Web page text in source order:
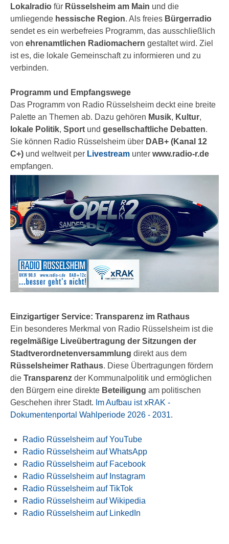
Lokalradio für Rüsselsheim am Main und die
umliegende hessische Region. Als freies Bürgerradio
sendet es ein werbefreies Programm, das ausschließlich
von ehrenamtlichen Radiomachern gestaltet wird. Ziel
ist es, die lokale Gemeinschaft zu informieren und zu
verbinden.
Programm und Empfangswege
Das Programm von Radio Rüsselsheim deckt eine breite
Palette an Themen ab. Dazu gehören Musik, Kultur,
lokale Politik, Sport und gesellschaftliche Debatten.
Sie können Radio Rüsselsheim über DAB+ (Kanal 12
C+) und weltweit per Livestream unter www.radio-r.de
empfangen.
Einzigartiger Service: Transparenz im Rathaus
Ein besonderes Merkmal von Radio Rüsselsheim ist die
regelmäßige Liveübertragung der Sitzungen der
Stadtverordnetenversammlung direkt aus dem
Rüsselsheimer Rathaus. Diese Übertragungen fördern
die Transparenz der Kommunalpolitik und ermöglichen
den Bürgern eine direkte Beteiligung am politischen
Geschehen ihrer Stadt. Im Aufbau ist xRAK -
Dokumentenportal Wahlperiode 2026 - 2031.
Radio Rüsselsheim auf YouTube
Radio Rüsselsheim auf WhatsApp
Radio Rüsselsheim auf Facebook
Radio Rüsselsheim auf Instagram
Radio Rüsselsheim auf TikTok
Radio Rüsselsheim auf Wikipedia
Radio Rüsselsheim auf LinkedIn